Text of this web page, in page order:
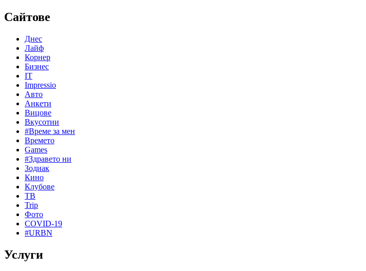
Сайтове
Днес
Лайф
Корнер
Бизнес
IT
Impressio
Авто
Анкети
Вицове
Вкусотии
#Време за мен
Времето
Games
#Здравето ни
Зодиак
Кино
Клубове
ТВ
Trip
Фото
COVID-19
#URBN
Услуги